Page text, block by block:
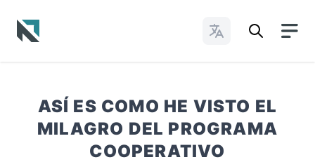
Cambiar idioma
ASÍ ES COMO HE VISTO EL
MILAGRO DEL PROGRAMA
COOPERATIVO